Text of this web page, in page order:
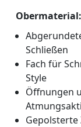
Obermaterial:
Schließen
Fach für
Style
Öffnungen
Gepolsterte